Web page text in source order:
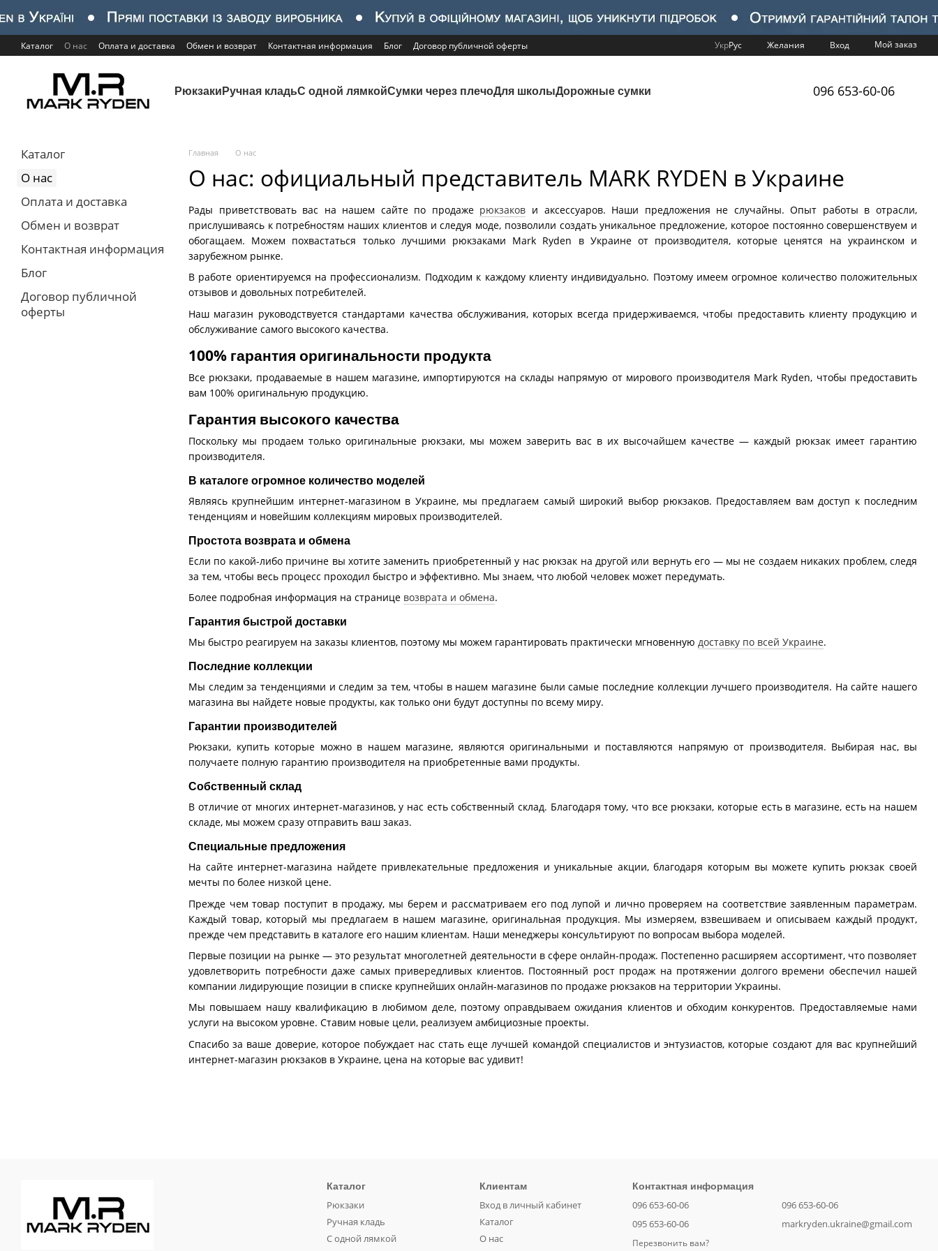
Перейти к основному контенту
Каталог О нас Оплата и доставка Обмен и возврат Контактная информация Блог Договор публичной оферты УкрРус Желания Вход Мой заказ
РюкзакиРучная кладьС одной лямкойСумки через плечоДля школыДорожные сумки 096 653-60-06
Главная О нас
О нас: официальный представитель MARK RYDEN в Украине
Рады приветствовать вас на нашем сайте по продаже рюкзаков и аксессуаров. Наши предложения не случайны. Опыт работы в отрасли,
прислушиваясь к потребностям наших клиентов и следуя моде, позволили создать уникальное предложение, которое постоянно совершенствуем и
обогащаем. Можем похвастаться только лучшими рюкзаками Mark Ryden в Украине от производителя, которые ценятся на украинском и
зарубежном рынке.
В работе ориентируемся на профессионализм. Подходим к каждому клиенту индивидуально. Поэтому имеем огромное количество положительных
отзывов и довольных потребителей.
Наш магазин руководствуется стандартами качества обслуживания, которых всегда придерживаемся, чтобы предоставить клиенту продукцию и
обслуживание самого высокого качества.
100% гарантия оригинальности продукта
Все рюкзаки, продаваемые в нашем магазине, импортируются на склады напрямую от мирового производителя Mark Ryden, чтобы предоставить
вам 100% оригинальную продукцию.
Гарантия высокого качества
Поскольку мы продаем только оригинальные рюкзаки, мы можем заверить вас в их высочайшем качестве — каждый рюкзак имеет гарантию
производителя.
В каталоге огромное количество моделей
Являясь крупнейшим интернет-магазином в Украине, мы предлагаем самый широкий выбор рюкзаков. Предоставляем вам доступ к последним
тенденциям и новейшим коллекциям мировых производителей.
Простота возврата и обмена
Если по какой-либо причине вы хотите заменить приобретенный у нас рюкзак на другой или вернуть его — мы не создаем никаких проблем, следя
за тем, чтобы весь процесс проходил быстро и эффективно. Мы знаем, что любой человек может передумать.
Более подробная информация на странице возврата и обмена.
Гарантия быстрой доставки
Мы быстро реагируем на заказы клиентов, поэтому мы можем гарантировать практически мгновенную доставку по всей Украине.
Последние коллекции
Мы следим за тенденциями и следим за тем, чтобы в нашем магазине были самые последние коллекции лучшего производителя. На сайте нашего
магазина вы найдете новые продукты, как только они будут доступны по всему миру.
Гарантии производителей
Рюкзаки, купить которые можно в нашем магазине, являются оригинальными и поставляются напрямую от производителя. Выбирая нас, вы
получаете полную гарантию производителя на приобретенные вами продукты.
Собственный склад
В отличие от многих интернет-магазинов, у нас есть собственный склад. Благодаря тому, что все рюкзаки, которые есть в магазине, есть на нашем
складе, мы можем сразу отправить ваш заказ.
Специальные предложения
На сайте интернет-магазина найдете привлекательные предложения и уникальные акции, благодаря которым вы можете купить рюкзак своей
мечты по более низкой цене.
Прежде чем товар поступит в продажу, мы берем и рассматриваем его под лупой и лично проверяем на соответствие заявленным параметрам.
Каждый товар, который мы предлагаем в нашем магазине, оригинальная продукция. Мы измеряем, взвешиваем и описываем каждый продукт,
прежде чем представить в каталоге его нашим клиентам. Наши менеджеры консультируют по вопросам выбора моделей.
Первые позиции на рынке — это результат многолетней деятельности в сфере онлайн-продаж. Постепенно расширяем ассортимент, что позволяет
удовлетворить потребности даже самых привередливых клиентов. Постоянный рост продаж на протяжении долгого времени обеспечил нашей
компании лидирующие позиции в списке крупнейших онлайн-магазинов по продаже рюкзаков на территории Украины.
Мы повышаем нашу квалификацию в любимом деле, поэтому оправдываем ожидания клиентов и обходим конкурентов. Предоставляемые нами
услуги на высоком уровне. Ставим новые цели, реализуем амбициозные проекты.
Спасибо за ваше доверие, которое побуждает нас стать еще лучшей командой специалистов и энтузиастов, которые создают для вас крупнейший
интернет-магазин рюкзаков в Украине, цена на которые вас удивит!
Каталог
О нас
Оплата и доставка
Обмен и возврат
Контактная информация
Блог
Договор публичной
оферты
Каталог
Рюкзаки
Ручная кладь
С одной лямкой
Клиентам
Вход в личный кабинет
Каталог
О нас
Контактная информация
096 653-60-06
095 653-60-06
Перезвонить вам?
096 653-60-06
markryden.ukraine@gmail.com